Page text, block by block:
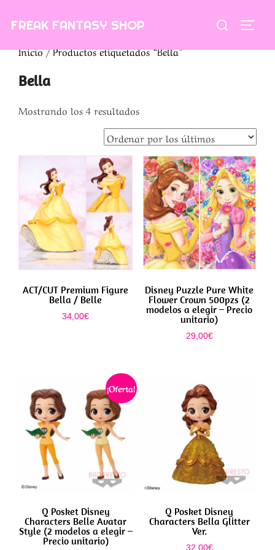
FREAK FANTASY SHOP Buscar:
Inicio/ Productos etiquetados “Bella”
Bella
Mostrando los 4 resultadosOrdenado
por
los
últimos
ACT/CUT Premium Figure
Bella / Belle
34,00€
Disney Puzzle Pure White
Flower Crown 500pzs (2
modelos a elegir – Precio
unitario)
29,00€
¡Oferta!
Q Posket Disney
Characters Belle Avatar
Style (2 modelos a elegir –
Precio unitario)
Q Posket Disney
Characters Bella Glitter
Ver.
32,00€